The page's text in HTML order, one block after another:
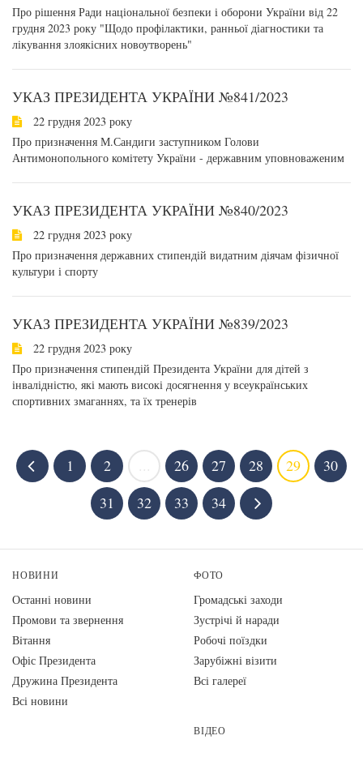
Про рішення Ради національної безпеки і оборони України від 22
грудня 2023 року "Щодо профілактики, ранньої діагностики та
лікування злоякісних новоутворень"
УКАЗ ПРЕЗИДЕНТА УКРАЇНИ №841/2023
22 грудня 2023 року
Про призначення М.Сандиги заступником Голови
Антимонопольного комітету України - державним уповноваженим
УКАЗ ПРЕЗИДЕНТА УКРАЇНИ №840/2023
22 грудня 2023 року
Про призначення державних стипендій видатним діячам фізичної
культури і спорту
УКАЗ ПРЕЗИДЕНТА УКРАЇНИ №839/2023
22 грудня 2023 року
Про призначення стипендій Президента України для дітей з
інвалідністю, які мають високі досягнення у всеукраїнських
спортивних змаганнях, та їх тренерів
1 2 26 27 28 29
30
31
32 33 34
НОВИНИ
Останні новини
Промови та звернення
Вiтання
Офіс Президента
Дружина Президента
Всі новини
ФОТО
Громадські заходи
Зустрічі й наради
Робочі поїздки
Зарубіжні візити
Всі галереї
ВІДЕО